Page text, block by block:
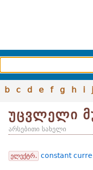
b c d e f g h i j
უცვლელი
არსებითი სახელი
ელექტრ. constant